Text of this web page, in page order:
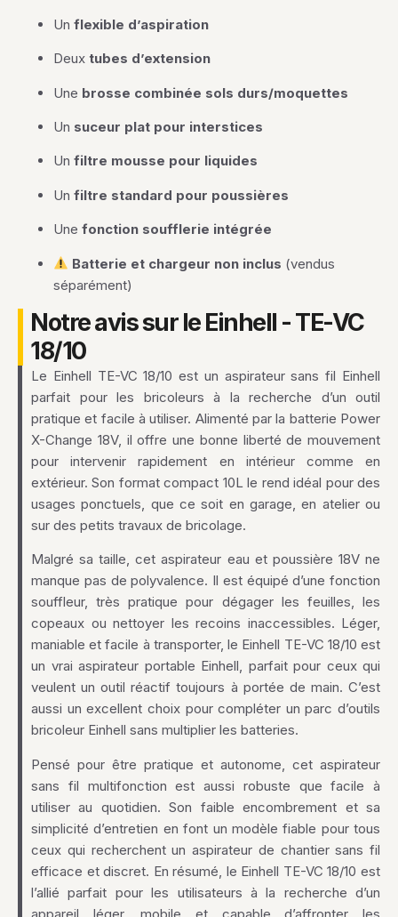
Un flexible d’aspiration
Deux tubes d’extension
Une brosse combinée sols durs/moquettes
Un suceur plat pour interstices
Un filtre mousse pour liquides
Un filtre standard pour poussières
Une fonction soufflerie intégrée
Batterie et chargeur non inclus (vendus
séparément)
Notre avis sur le Einhell - TE-VC
18/10
Le Einhell TE-VC 18/10 est un aspirateur sans fil Einhell
parfait pour les bricoleurs à la recherche d’un outil
pratique et facile à utiliser. Alimenté par la batterie Power
X-Change 18V, il offre une bonne liberté de mouvement
pour intervenir rapidement en intérieur comme en
extérieur. Son format compact 10L le rend idéal pour des
usages ponctuels, que ce soit en garage, en atelier ou
sur des petits travaux de bricolage.
Malgré sa taille, cet aspirateur eau et poussière 18V ne
manque pas de polyvalence. Il est équipé d’une fonction
souffleur, très pratique pour dégager les feuilles, les
copeaux ou nettoyer les recoins inaccessibles. Léger,
maniable et facile à transporter, le Einhell TE-VC 18/10 est
un vrai aspirateur portable Einhell, parfait pour ceux qui
veulent un outil réactif toujours à portée de main. C’est
aussi un excellent choix pour compléter un parc d’outils
bricoleur Einhell sans multiplier les batteries.
Pensé pour être pratique et autonome, cet aspirateur
sans fil multifonction est aussi robuste que facile à
utiliser au quotidien. Son faible encombrement et sa
simplicité d’entretien en font un modèle fiable pour tous
ceux qui recherchent un aspirateur de chantier sans fil
efficace et discret. En résumé, le Einhell TE-VC 18/10 est
l’allié parfait pour les utilisateurs à la recherche d’un